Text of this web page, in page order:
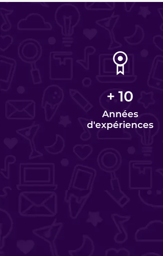
+ 10
Années
d'expériences